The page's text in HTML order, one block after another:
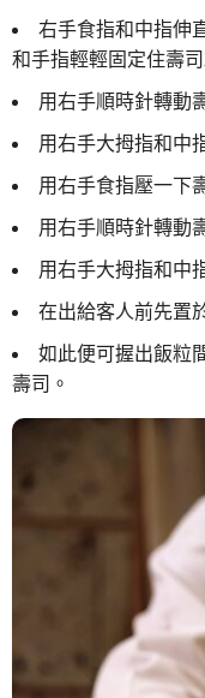
右手食指和中指伸
和手指輕輕固定住壽
用右手順時針轉動
用右手大拇指和中
用右手食指壓一下
用右手順時針轉動
用右手大拇指和中
在出給客人前先置
如此便可握出飯粒
壽司。